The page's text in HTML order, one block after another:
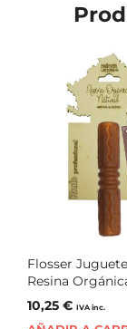
Flosser
Resina
10,25 € IVA inc.